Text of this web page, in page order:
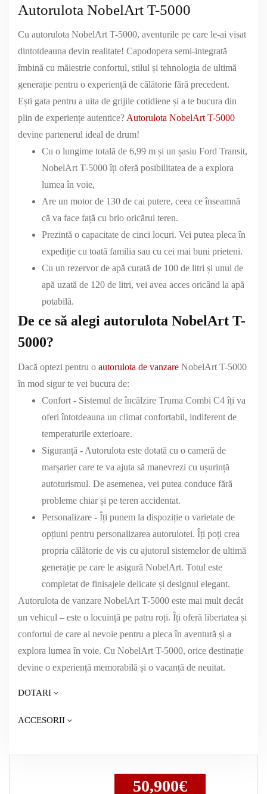
Autorulota NobelArt T-5000
Cu autorulota NobelArt T-5000, aventurile pe care le-ai visat
dintotdeauna devin realitate! Capodopera semi-integrată
îmbină cu măiestrie confortul, stilul și tehnologia de ultimă
generație pentru o experiență de călătorie fără precedent.
Ești gata pentru a uita de grijile cotidiene și a te bucura din
plin de experiențe autentice? Autorulota NobelArt T-5000
devine partenerul ideal de drum!
Cu o lungime totală de 6,99 m și un șasiu Ford Transit,
NobelArt T-5000 îți oferă posibilitatea de a explora
lumea în voie,
Are un motor de 130 de cai putere, ceea ce înseamnă
că va face față cu brio oricărui teren.
Prezintă o capacitate de cinci locuri. Vei putea pleca în
expediție cu toată familia sau cu cei mai buni prieteni.
Cu un rezervor de apă curată de 100 de litri și unul de
apă uzată de 120 de litri, vei avea acces oricând la apă
potabilă.
De ce să alegi autorulota NobelArt T-
5000?
Dacă optezi pentru o autorulota de vanzare NobelArt T-5000
în mod sigur te vei bucura de:
Confort - Sistemul de încălzire Truma Combi C4 îți va
oferi întotdeauna un climat confortabil, indiferent de
temperaturile exterioare.
Siguranță - Autorulota este dotată cu o cameră de
marșarier care te va ajuta să manevrezi cu ușurință
autoturismul. De asemenea, vei putea conduce fără
probleme chiar și pe teren accidentat.
Personalizare - Îți punem la dispoziție o varietate de
opțiuni pentru personalizarea autorulotei. Îți poți crea
propria călătorie de vis cu ajutorul sistemelor de ultimă
generație pe care le asigură NobelArt. Totul este
completat de finisajele delicate și designul elegant.
Autorulota de vanzare NobelArt T-5000 este mai mult decât
un vehicul – este o locuință pe patru roți. Îți oferă libertatea și
confortul de care ai nevoie pentru a pleca în aventură și a
explora lumea în voie. Cu NobelArt T-5000, orice destinație
devine o experiență memorabilă și o vacanță de neuitat.
DOTARI
ACCESORII
50,900€